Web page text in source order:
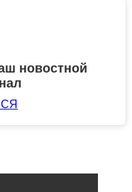
новостной